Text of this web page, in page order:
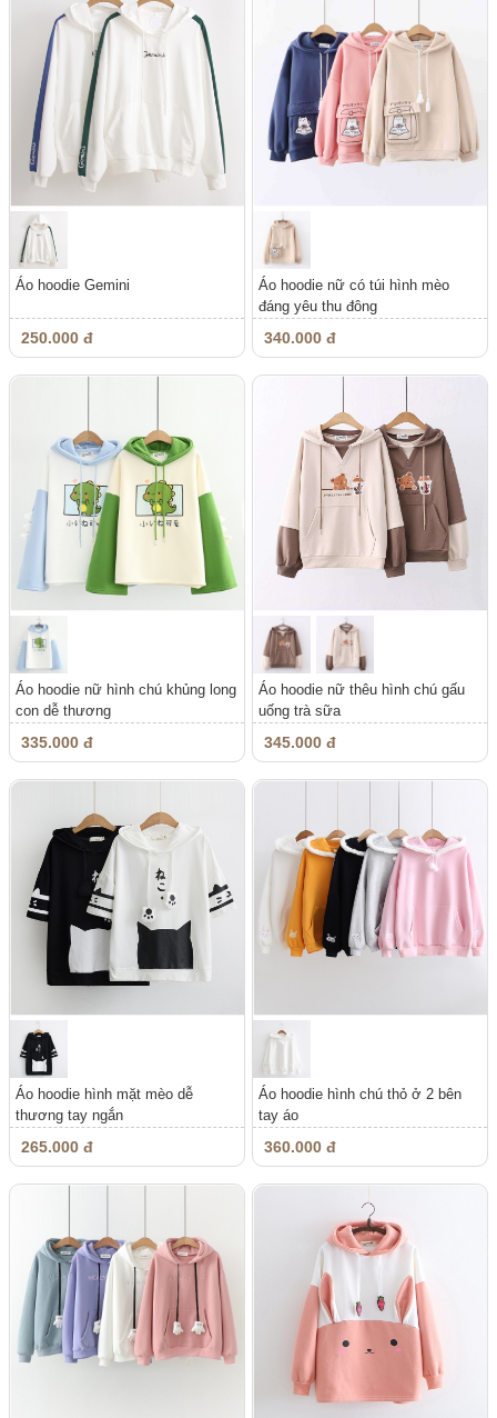
Áo hoodie Gemini
250.000 đ
Áo hoodie nữ có túi hình mèo
đáng yêu thu đông
340.000 đ
Áo hoodie nữ hình chú khủng long
con dễ thương
335.000 đ
Áo hoodie nữ thêu hình chú gấu
uống trà sữa
345.000 đ
Áo hoodie hình mặt mèo dễ
thương tay ngắn
265.000 đ
Áo hoodie hình chú thỏ ở 2 bên
tay áo
360.000 đ